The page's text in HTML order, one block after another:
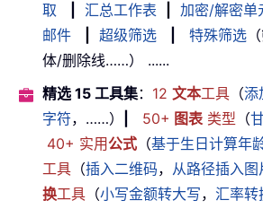
取
汇总工作表 加密/解密单
邮件
超级筛选 特殊筛选
体/删除线……） ......
精选 15 工具集： 12 文本工具 （添
字符，……） 50+ 图表类型 （
40+ 实用公式 （基于生日计算年
工具 （插入二维码， 从路径插入图
换工具 （小写金额转大写， 汇率转